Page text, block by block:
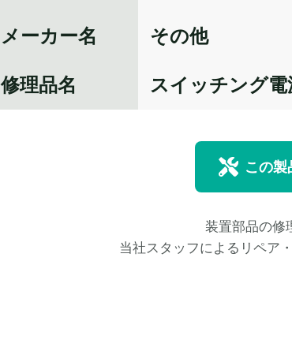
メーカー名
その他
修理品名
スイッチング電
この
装置部品の修
当社スタッフによるリペア